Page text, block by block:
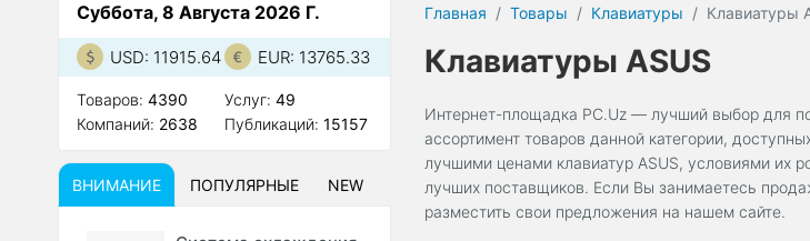
Главная Товары Клавиатуры Клавиатуры
Клавиатуры ASUS
Интернет-площадка PC.Uz — лучший выбор для
ассортимент товаров данной категории,
лучшими ценами клавиатур ASUS, условиями их
лучших поставщиков. Если Вы занимаетесь
разместить свои предложения на нашем сайте.
Суббота, 8 Августа 2026 Г.
USD: 11915.64 EUR: 13765.33
Товаров: 4390
Компаний: 2638
Услуг:49
Публикаций:15157
ВНИМАНИЕ ПОПУЛЯРНЫЕ NEW